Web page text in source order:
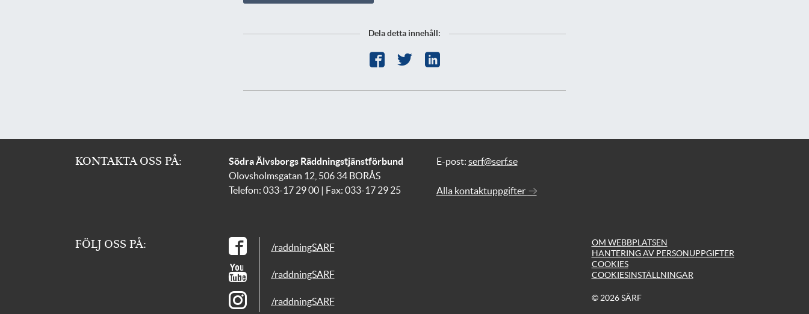
Dela detta innehåll:
KONTAKTA OSS PÅ:
Södra Älvsborgs Räddningstjänstförbund
Olovsholmsgatan 12, 506 34 BORÅS
Telefon: 033-17 29 00 | Fax: 033-17 29 25
E-post: serf@serf.se
Alla kontaktuppgifter
OM WEBBPLATSEN
HANTERING AV PERSONUPPGIFTER
COOKIES
COOKIESINSTÄLLNINGAR
© 2026 SÄRF
FÖLJ OSS PÅ: /raddningSARF
/raddningSARF
/raddningSARF